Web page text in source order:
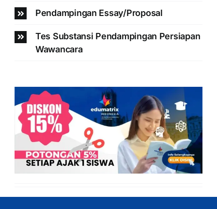
Pendampingan Essay/Proposal
Tes Substansi Pendampingan Persiapan
Wawancara